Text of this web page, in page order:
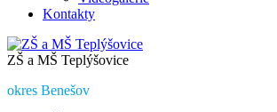
Kontakty
ZŠ a MŠ Teplýšovice
okres Benešov